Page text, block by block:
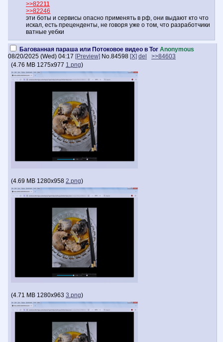
>>82211
>>82246
эти боты и сервисы опасно применять в рф, они выдают кто что
искал, есть преценденты, не говоря уже о том, что разработчики
ватные уебки
Багованная параша или Потоковое видео в Tor Anonymous
08/20/2025 (Wed) 04:17 [Preview] No.84598 [X] del
>>84603
(4.76 MB 1275x977 1.png)
(4.69 MB 1280x958 2.png)
(4.71 MB 1280x963 3.png)